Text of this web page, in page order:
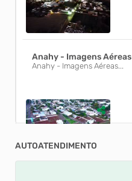
Anahy - Imagens Aéreas
Anahy - Imagens Aéreas...
AUTOATENDIMENTO